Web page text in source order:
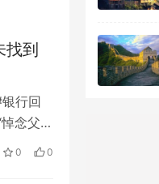
到
行回
念父
被篡
0 0